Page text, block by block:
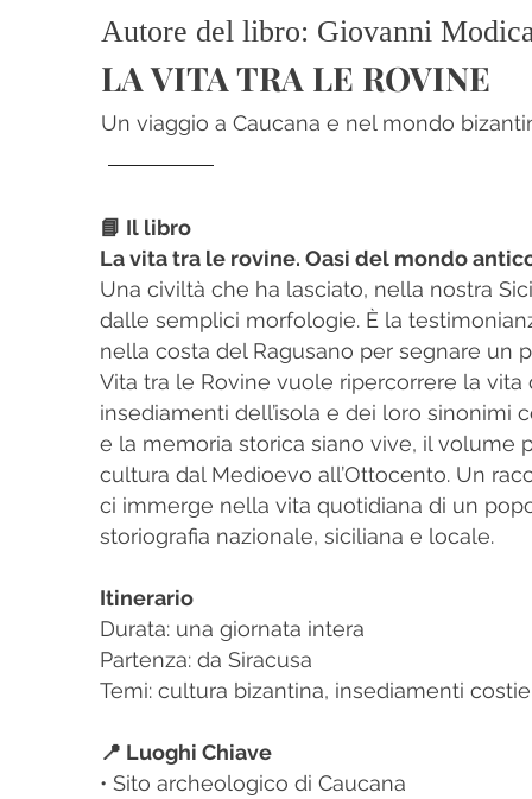
Autore del libro: Giovanni
LA VITA TRA LE ROVINE
Un viaggio a Caucana e nel mondo
📘 Il libro
La vita tra le rovine. Oasi del mondo
Una civiltà che ha lasciato, nella nostra
dalle semplici morfologie. È la
nella costa del Ragusano per segnare un
Vita tra le Rovine vuole ripercorrere la
insediamenti dell’isola e dei loro sinonimi
e la memoria storica siano vive, il volume
cultura dal Medioevo all’Ottocento. Un
ci immerge nella vita quotidiana di un
storiografia nazionale, siciliana e locale.
Itinerario
Durata: una giornata intera
Partenza: da Siracusa
Temi: cultura bizantina, insediamenti
📍 Luoghi Chiave
• Sito archeologico di Caucana